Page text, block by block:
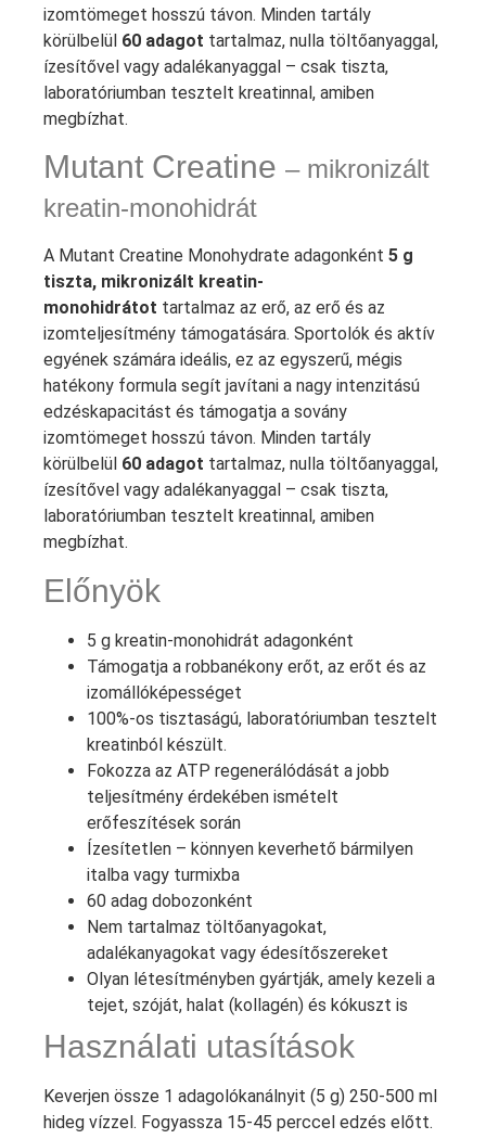
izomtömeget hosszú távon. Minden tartály
körülbelül 60 adagot tartalmaz, nulla töltőanyaggal,
ízesítővel vagy adalékanyaggal – csak tiszta,
laboratóriumban tesztelt kreatinnal, amiben
megbízhat.
Mutant Creatine – mikronizált
kreatin-monohidrát
A Mutant Creatine Monohydrate adagonként 5 g
tiszta, mikronizált kreatin-
monohidrátot tartalmaz az erő, az erő és az
izomteljesítmény támogatására. Sportolók és aktív
egyének számára ideális, ez az egyszerű, mégis
hatékony formula segít javítani a nagy intenzitású
edzéskapacitást és támogatja a sovány
izomtömeget hosszú távon. Minden tartály
körülbelül 60 adagot tartalmaz, nulla töltőanyaggal,
ízesítővel vagy adalékanyaggal – csak tiszta,
laboratóriumban tesztelt kreatinnal, amiben
megbízhat.
Előnyök
5 g kreatin-monohidrát adagonként
Támogatja a robbanékony erőt, az erőt és az
izomállóképességet
100%-os tisztaságú, laboratóriumban tesztelt
kreatinból készült.
Fokozza az ATP regenerálódását a jobb
teljesítmény érdekében ismételt
erőfeszítések során
Ízesítetlen – könnyen keverhető bármilyen
italba vagy turmixba
60 adag dobozonként
Nem tartalmaz töltőanyagokat,
adalékanyagokat vagy édesítőszereket
Olyan létesítményben gyártják, amely kezeli a
tejet, szóját, halat (kollagén) és kókuszt is
Használati utasítások
Keverjen össze 1 adagolókanálnyit (5 g) 250-500 ml
hideg vízzel. Fogyassza 15-45 perccel edzés előtt.